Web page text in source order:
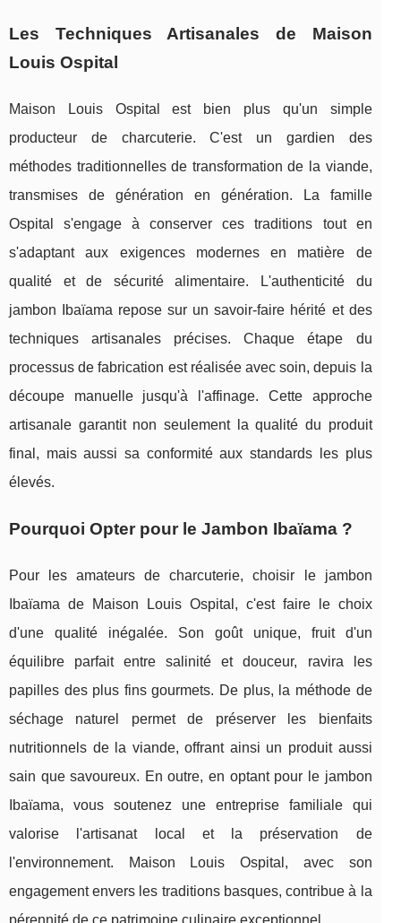
Les Techniques Artisanales de Maison
Louis Ospital
Maison Louis Ospital est bien plus qu'un simple
producteur de charcuterie. C'est un gardien des
méthodes traditionnelles de transformation de la viande,
transmises de génération en génération. La famille
Ospital s'engage à conserver ces traditions tout en
s'adaptant aux exigences modernes en matière de
qualité et de sécurité alimentaire. L'authenticité du
jambon Ibaïama repose sur un savoir-faire hérité et des
techniques artisanales précises. Chaque étape du
processus de fabrication est réalisée avec soin, depuis la
découpe manuelle jusqu'à l'affinage. Cette approche
artisanale garantit non seulement la qualité du produit
final, mais aussi sa conformité aux standards les plus
élevés.
Pourquoi Opter pour le Jambon Ibaïama ?
Pour les amateurs de charcuterie, choisir le jambon
Ibaïama de Maison Louis Ospital, c'est faire le choix
d'une qualité inégalée. Son goût unique, fruit d'un
équilibre parfait entre salinité et douceur, ravira les
papilles des plus fins gourmets. De plus, la méthode de
séchage naturel permet de préserver les bienfaits
nutritionnels de la viande, offrant ainsi un produit aussi
sain que savoureux. En outre, en optant pour le jambon
Ibaïama, vous soutenez une entreprise familiale qui
valorise l'artisanat local et la préservation de
l'environnement. Maison Louis Ospital, avec son
engagement envers les traditions basques, contribue à la